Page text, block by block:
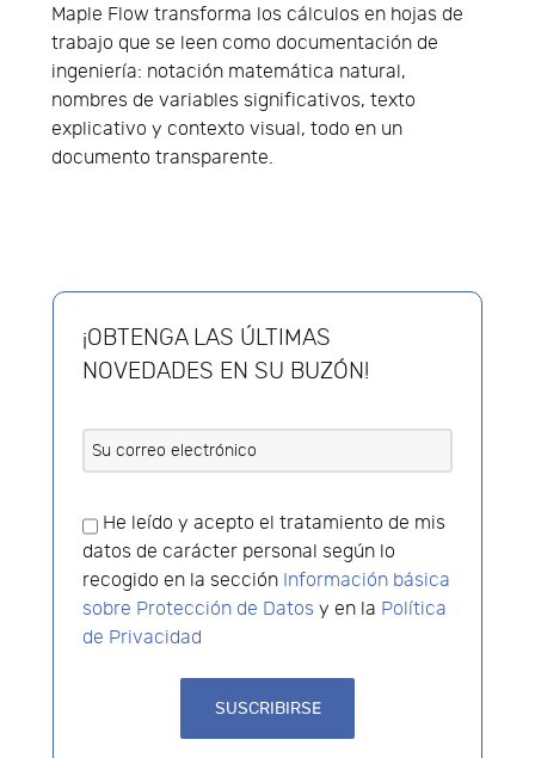
Maple Flow transforma los cálculos en hojas de
trabajo que se leen como documentación de
ingeniería: notación matemática natural,
nombres de variables significativos, texto
explicativo y contexto visual, todo en un
documento transparente.
¡OBTENGA LAS ÚLTIMAS
NOVEDADES EN SU BUZÓN!
He leído y acepto el tratamiento de mis
datos de carácter personal según lo
recogido en la sección Información básica
sobre Protección de Datos y en la Política
de Privacidad